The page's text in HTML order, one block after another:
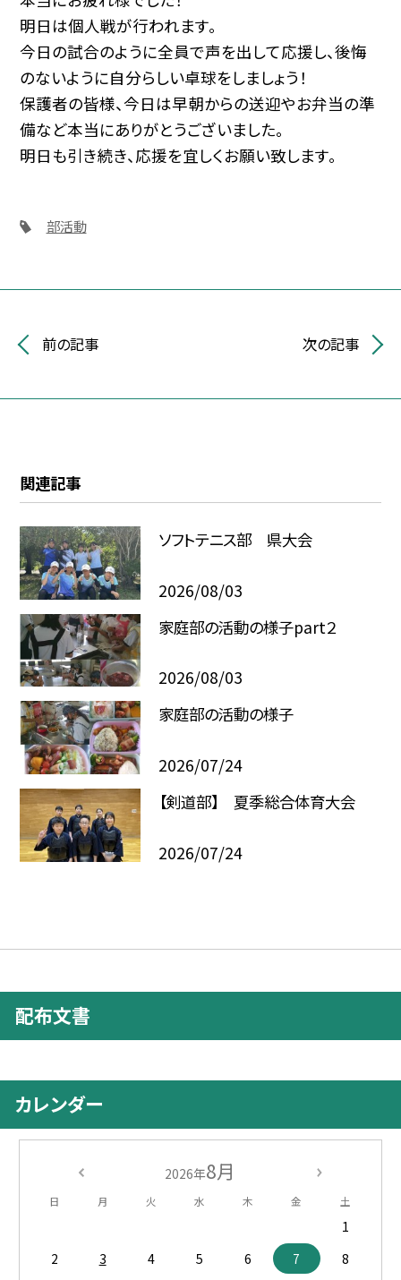
明日は個人戦が行われます。
今日の試合のように全員で声を出して応援し、後悔
のないように自分らしい卓球をしましょう！
保護者の皆様、今日は早朝からの送迎やお弁当の準
備など本当にありがとうございました。
明日も引き続き、応援を宜しくお願い致します。
部活動
前の記事 次の記事
関連記事
ソフトテニス部 県大会
2026/08/03
家庭部の活動の様子part２
2026/08/03
家庭部の活動の様子
2026/07/24
【剣道部】 夏季総合体育大会
2026/07/24
配布文書
カレンダー
2026年8月
日 月 火 水 木 金 土
1
2
3 4 5 6 7
8